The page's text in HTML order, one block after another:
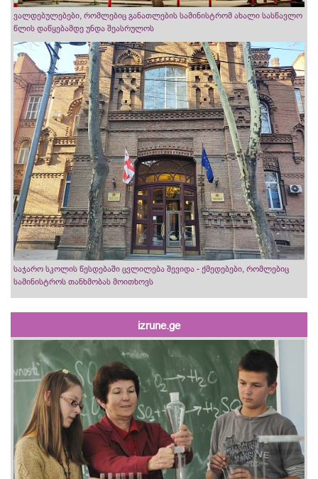
ვალდებულებები, რომლებიც განათლების სამინისტრომ ახალი სასწავლო
წლის დაწყებამდე უნდა შეასრულოს
საჯარო სკოლის წესდებაში ცვლილება შევიდა - ქმედებები, რომლებიც
სამინისტროს თანხმობას მოითხოვს
izrune.ge